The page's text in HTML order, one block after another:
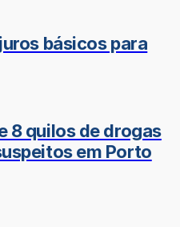
básicos para
8 quilos de drogas
em Porto